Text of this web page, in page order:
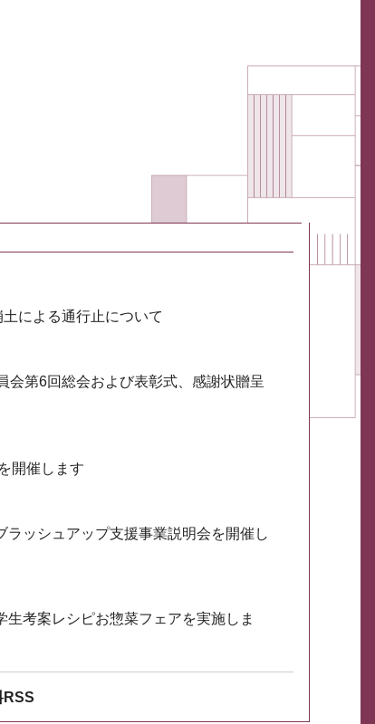
による通行止について
会第6回総会および表彰式、感謝状贈呈
開催します
ッシュアップ支援事業説明会を開催し
生考案レシピお惣菜フェアを実施しま
RSS